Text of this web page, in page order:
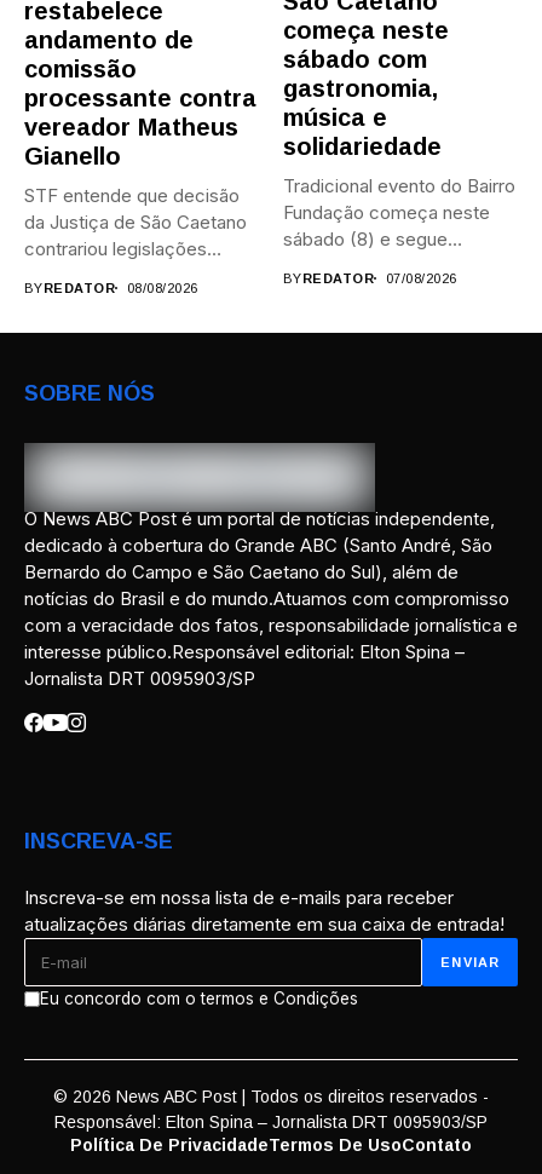
restabelece
andamento de
comissão
processante contra
vereador Matheus
Gianello
STF entende que decisão
da Justiça de São Caetano
contrariou legislações
BYREDATOR 08/08/2026
começa neste
sábado com
gastronomia,
música e
solidariedade
Tradicional evento do Bairro
Fundação começa neste
sábado (8) e segue
BYREDATOR 07/08/2026
SOBRE NÓS
O News ABC Post é um portal de notícias independente,
dedicado à cobertura do Grande ABC (Santo André, São
Bernardo do Campo e São Caetano do Sul), além de
notícias do Brasil e do mundo.Atuamos com compromisso
com a veracidade dos fatos, responsabilidade jornalística e
interesse público.Responsável editorial: Elton Spina –
Jornalista DRT 0095903/SP
INSCREVA-SE
Inscreva-se em nossa lista de e-mails para receber
atualizações diárias diretamente em sua caixa de entrada!
Eu concordo com o termos e Condições
© 2026 News ABC Post | Todos os direitos reservados -
Responsável: Elton Spina – Jornalista DRT 0095903/SP
Política De PrivacidadeTermos De UsoContato